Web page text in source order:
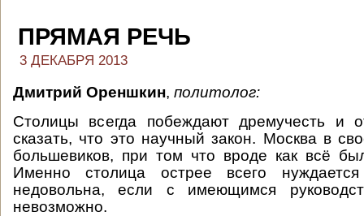
ПРЯМАЯ РЕЧЬ
3 ДЕКАБРЯ 2013
Дмитрий Ореншкин, политолог:
Столицы всегда побеждают дремучесть и
сказать, что это научный закон. Москва в
большевиков, при том что вроде как всё
Именно столица острее всего
недовольна, если с имеющимся
невозможно.